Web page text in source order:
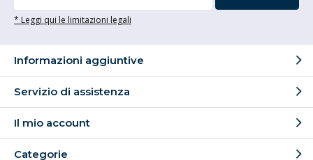
* Leggi qui le limitazioni legali
Informazioni aggiuntive
Servizio di assistenza
Il mio account
Categorie